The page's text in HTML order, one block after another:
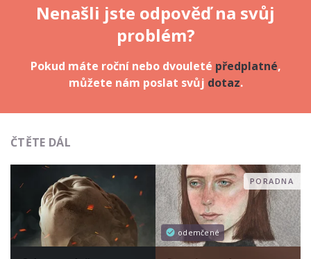
Nenašli jste odpověď na svůj
problém?
Pokud máte roční nebo dvouleté předplatné,
můžete nám poslat svůj dotaz.
ČTĚTE DÁL
odemčené
PORADNA